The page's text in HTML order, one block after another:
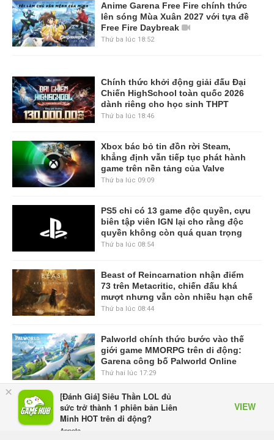
×
[Đánh Giá] Siêu Thần LOL đủ
sức trở thành 1 phiên bản Liên
Minh HOT trên di động?
Appota
VIEW
Anime Garena Free Fire chính thức
lên sóng Mùa Xuân 2027 với tựa đề
Free Fire Daybreak
Thứ ba lúc 18:52
Chính thức khởi động giải đấu Đại
Chiến HighSchool toàn quốc 2026
dành riêng cho học sinh THPT
Thứ ba lúc 18:46
Xbox bác bỏ tin đồn rời Steam,
khẳng định vẫn tiếp tục phát hành
game trên nền tảng của Valve
Thứ ba lúc 09:09
PS5 chỉ có 13 game độc quyền, cựu
biên tập viên IGN lại cho rằng độc
quyền không còn quá quan trọng
Thứ ba lúc 08:54
Beast of Reincarnation nhận điểm
73 trên Metacritic, chiến đấu khá
mượt nhưng vẫn còn nhiều hạn chế
Thứ ba lúc 08:44
Palworld chính thức bước vào thế
giới game MMORPG trên di động:
Garena công bố Palworld Online
Thứ hai lúc 17:29
VIEW MORE
TRANG CHỦ